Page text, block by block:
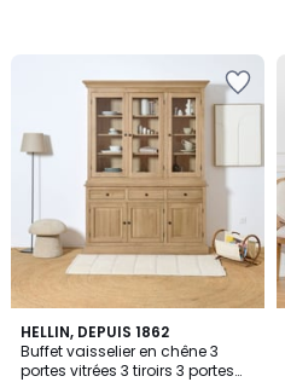
HELLIN, DEPUIS 1862
Buffet vaisselier en chêne 3
portes vitrées 3 tiroirs 3 portes
4,5
/ 5